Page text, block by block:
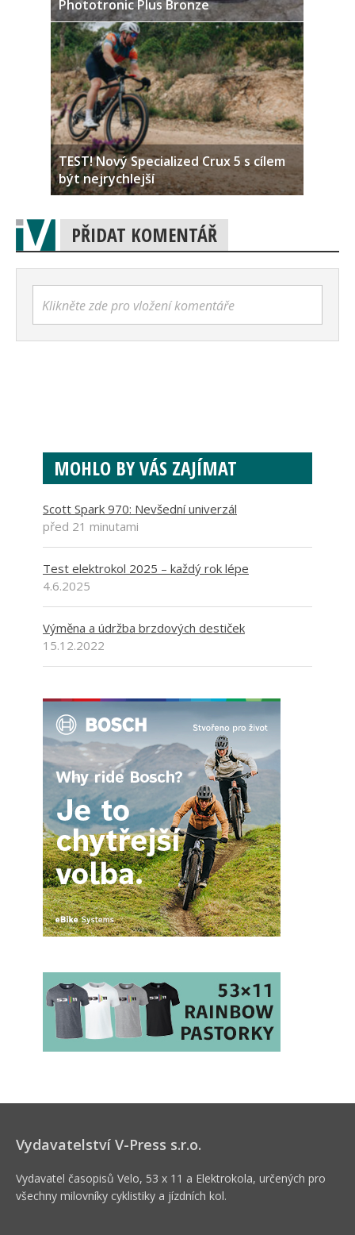
Phototronic Plus Bronze
TEST! Nový Specialized Crux 5 s cílem
být nejrychlejší
PŘIDAT KOMENTÁŘ
Klikněte zde pro vložení komentáře
MOHLO BY VÁS ZAJÍMAT
Scott Spark 970: Nevšední univerzál
před 21 minutami
Test elektrokol 2025 – každý rok lépe
4.6.2025
Výměna a údržba brzdových destiček
15.12.2022
Vydavatelství V-Press s.r.o.
Vydavatel časopisů Velo, 53 x 11 a Elektrokola, určených pro
všechny milovníky cyklistiky a jízdních kol.